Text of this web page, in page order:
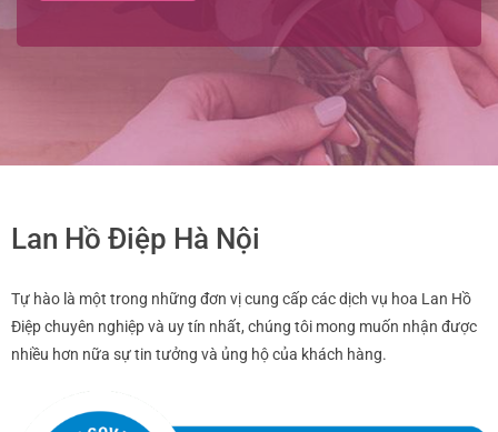
Lan Hồ Điệp Hà Nội
Tự hào là một trong những đơn vị cung cấp các dịch vụ hoa Lan Hồ
Điệp chuyên nghiệp và uy tín nhất, chúng tôi mong muốn nhận được
nhiều hơn nữa sự tin tưởng và ủng hộ của khách hàng.